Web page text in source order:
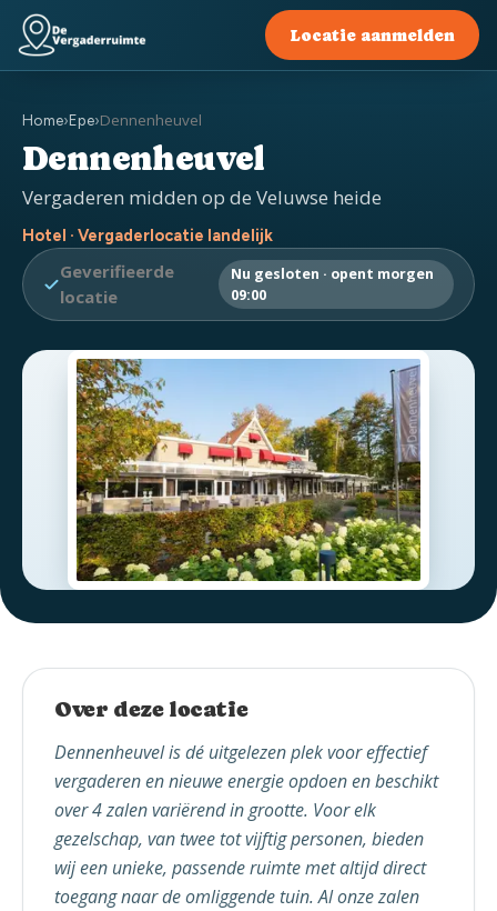
Locatie aanmelden
Home›Epe›Dennenheuvel
Dennenheuvel
Vergaderen midden op de Veluwse heide
Hotel · Vergaderlocatie landelijk
Geverifieerde
locatie
Nu gesloten · opent morgen
09:00
Over deze locatie
Dennenheuvel is dé uitgelezen plek voor effectief
vergaderen en nieuwe energie opdoen en beschikt
over 4 zalen variërend in grootte. Voor elk
gezelschap, van twee tot vijftig personen, bieden
wij een unieke, passende ruimte met altijd direct
toegang naar de omliggende tuin. Al onze zalen